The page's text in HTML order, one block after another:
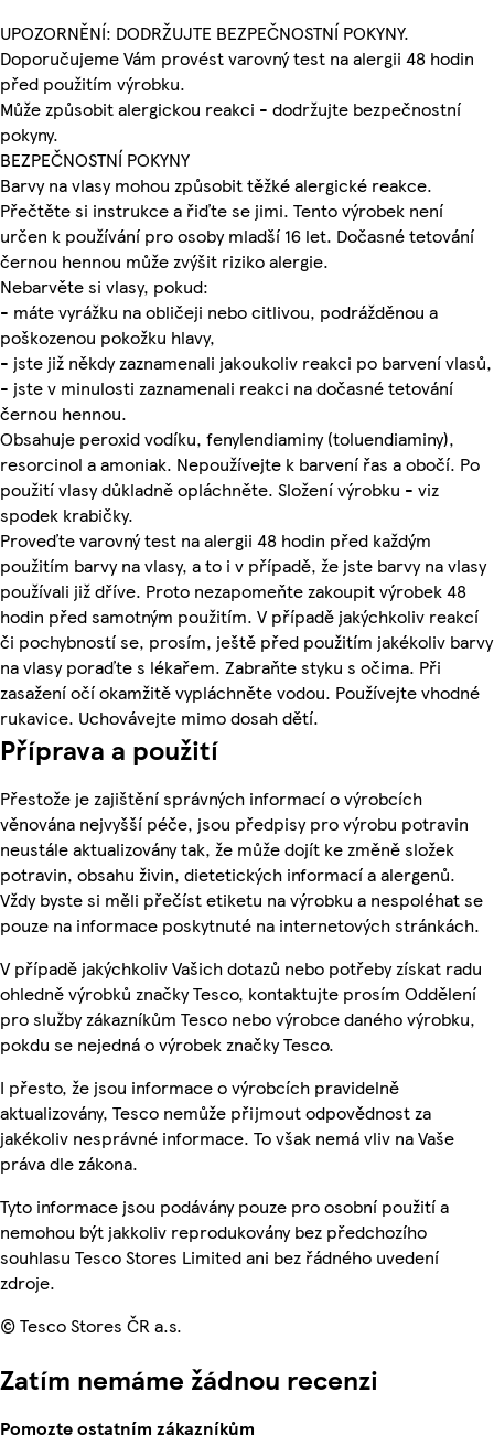
UPOZORNĚNÍ: DODRŽUJTE BEZPEČNOSTNÍ POKYNY.
Doporučujeme Vám provést varovný test na alergii 48 hodin
před použitím výrobku.
Může způsobit alergickou reakci - dodržujte bezpečnostní
pokyny.
BEZPEČNOSTNÍ POKYNY
Barvy na vlasy mohou způsobit těžké alergické reakce.
Přečtěte si instrukce a řiďte se jimi. Tento výrobek není
určen k používání pro osoby mladší 16 let. Dočasné tetování
černou hennou může zvýšit riziko alergie.
Nebarvěte si vlasy, pokud:
- máte vyrážku na obličeji nebo citlivou, podrážděnou a
poškozenou pokožku hlavy,
- jste již někdy zaznamenali jakoukoliv reakci po barvení vlasů,
- jste v minulosti zaznamenali reakci na dočasné tetování
černou hennou.
Obsahuje peroxid vodíku, fenylendiaminy (toluendiaminy),
resorcinol a amoniak. Nepoužívejte k barvení řas a obočí. Po
použití vlasy důkladně opláchněte. Složení výrobku - viz
spodek krabičky.
Proveďte varovný test na alergii 48 hodin před každým
použitím barvy na vlasy, a to i v případě, že jste barvy na vlasy
používali již dříve. Proto nezapomeňte zakoupit výrobek 48
hodin před samotným použitím. V případě jakýchkoliv reakcí
či pochybností se, prosím, ještě před použitím jakékoliv barvy
na vlasy poraďte s lékařem. Zabraňte styku s očima. Při
zasažení očí okamžitě vypláchněte vodou. Používejte vhodné
rukavice. Uchovávejte mimo dosah dětí.
Příprava a použití
Přestože je zajištění správných informací o výrobcích
věnována nejvyšší péče, jsou předpisy pro výrobu potravin
neustále aktualizovány tak, že může dojít ke změně složek
potravin, obsahu živin, dietetických informací a alergenů.
Vždy byste si měli přečíst etiketu na výrobku a nespoléhat se
pouze na informace poskytnuté na internetových stránkách.
V případě jakýchkoliv Vašich dotazů nebo potřeby získat radu
ohledně výrobků značky Tesco, kontaktujte prosím Oddělení
pro služby zákazníkům Tesco nebo výrobce daného výrobku,
pokdu se nejedná o výrobek značky Tesco.
I přesto, že jsou informace o výrobcích pravidelně
aktualizovány, Tesco nemůže přijmout odpovědnost za
jakékoliv nesprávné informace. To však nemá vliv na Vaše
práva dle zákona.
Tyto informace jsou podávány pouze pro osobní použití a
nemohou být jakkoliv reprodukovány bez předchozího
souhlasu Tesco Stores Limited ani bez řádného uvedení
zdroje.
© Tesco Stores ČR a.s.
Zatím nemáme žádnou recenzi
Pomozte ostatním zákazníkům